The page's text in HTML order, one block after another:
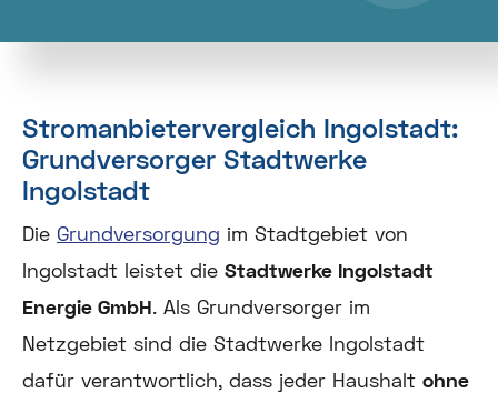
Stromanbietervergleich Ingolstadt:
Grundversorger Stadtwerke
Ingolstadt
Die Grundversorgung im Stadtgebiet von
Ingolstadt leistet die Stadtwerke Ingolstadt
Energie GmbH. Als Grundversorger im
Netzgebiet sind die Stadtwerke Ingolstadt
dafür verantwortlich, dass jeder Haushalt ohne